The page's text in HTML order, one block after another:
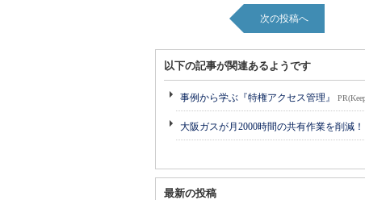
次の投稿へ
以下の記事が関連あるようです
事例から学ぶ『特権アクセス管理』
大阪ガスが月2000時間の共有作業を削減
最新の投稿